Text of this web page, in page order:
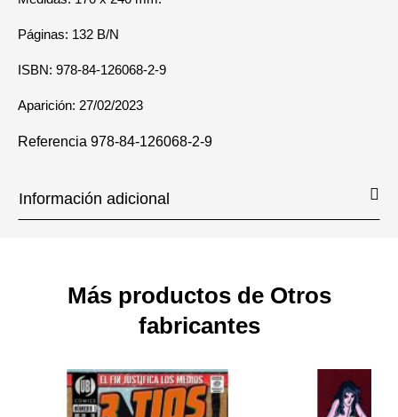
Páginas: 132 B/N
ISBN: 978-84-126068-2-9
Aparición: 27/02/2023
Referencia 978-84-126068-2-9
Información adicional
Más productos de Otros
fabricantes